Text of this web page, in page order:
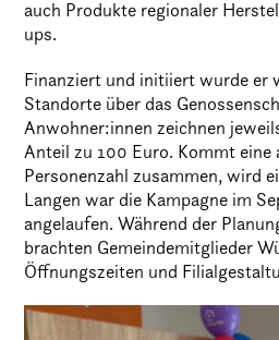
auch Produkte regionaler
ups.
Finanziert und initiiert wurde er
Standorte über das
Anwohner:innen zeichnen
Anteil zu 100 Euro. Kommt eine
Personenzahl zusammen, wird
Langen war die Kampagne im
angelaufen. Während der
brachten Gemeindemitglieder
Öffnungszeiten und